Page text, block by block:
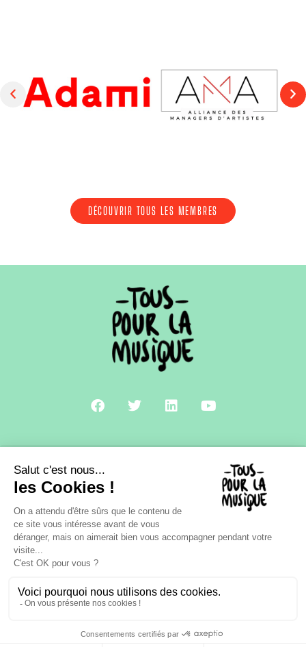
DÉCOUVRIR TOUS LES MEMBRES
A PROPOS CONTACT MENTIONS LÉGALES